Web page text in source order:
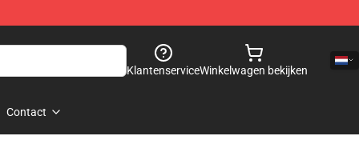
KlantenserviceWinkelwagen bekijken
Contact